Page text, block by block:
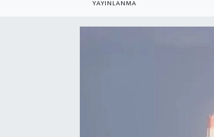
YAYINLANMA